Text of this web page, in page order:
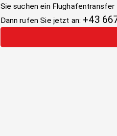
Sie suchen ein Flughafentransfer
Dann rufen Sie jetzt an: +43